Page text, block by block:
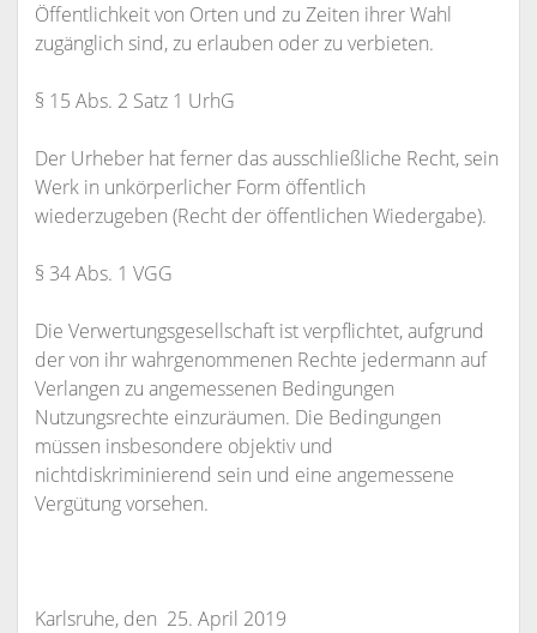
Öffentlichkeit von Orten und zu Zeiten ihrer Wahl
zugänglich sind, zu erlauben oder zu verbieten.
§ 15 Abs. 2 Satz 1 UrhG
Der Urheber hat ferner das ausschließliche Recht, sein
Werk in unkörperlicher Form öffentlich
wiederzugeben (Recht der öffentlichen Wiedergabe).
§ 34 Abs. 1 VGG
Die Verwertungsgesellschaft ist verpflichtet, aufgrund
der von ihr wahrgenommenen Rechte jedermann auf
Verlangen zu angemessenen Bedingungen
Nutzungsrechte einzuräumen. Die Bedingungen
müssen insbesondere objektiv und
nichtdiskriminierend sein und eine angemessene
Vergütung vorsehen.
Karlsruhe, den 25. April 2019